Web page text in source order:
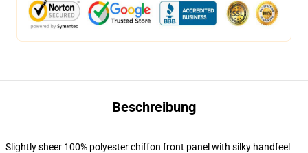
Beschreibung
Slightly sheer 100% polyester chiffon front panel with silky handfeel